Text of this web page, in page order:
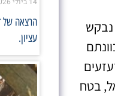
נבקש
בטח
הרצאה של
עציון.